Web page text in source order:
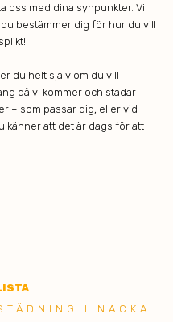
oss med dina synpunkter. Vi
bestämmer dig för hur du vill
du helt själv om du vill
då vi kommer och städar
– som passar dig, eller vid
känner att det är dags för att
I NACKA